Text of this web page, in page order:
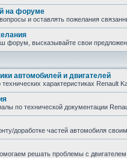
на форуме
и оставлять пожелания
форум, высказывайте свои
автомобилей и двигателей
характеристиках Renault
по технической документации
доработке частей автомобиля
решать проблемы с двигателем